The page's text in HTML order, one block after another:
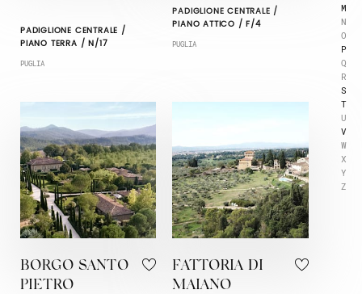
M
N
O
P
Q
R
S
T
U
V
W
X
Y
Z
PADIGLIONE CENTRALE /
PIANO TERRA / N/17
PUGLIA
PADIGLIONE CENTRALE /
PIANO ATTICO / F/4
PUGLIA
BORGO SANTO
PIETRO
FATTORIA DI
MAIANO